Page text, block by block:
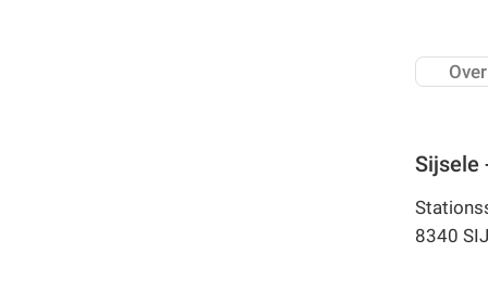
Over
Sijsele
8340